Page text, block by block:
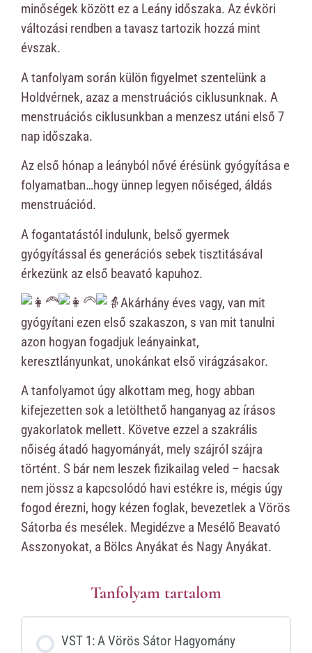
minőségek között ez a Leány időszaka. Az évköri
változási rendben a tavasz tartozik hozzá mint
évszak.
A tanfolyam során külön figyelmet szentelünk a
Holdvérnek, azaz a menstruációs ciklusunknak. A
menstruációs ciklusunkban a menzesz utáni első 7
nap időszaka.
Az első hónap a leányból nővé érésünk gyógyítása e
folyamatban…hogy ünnep legyen nőiséged, áldás
menstruációd.
A fogantatástól indulunk, belső gyermek
gyógyítással és generációs sebek tisztitásával
érkezünk az első beavató kapuhoz.
Akárhány éves vagy, van mit
gyógyítani ezen első szakaszon, s van mit tanulni
azon hogyan fogadjuk leányainkat,
keresztlányunkat, unokánkat első virágzásakor.
A tanfolyamot úgy alkottam meg, hogy abban
kifejezetten sok a letölthető hanganyag az írásos
gyakorlatok mellett. Követve ezzel a szakrális
nőiség átadó hagyományát, mely szájról szájra
történt. S bár nem leszek fizikailag veled – hacsak
nem jössz a kapcsolódó havi estékre is, mégis úgy
fogod érezni, hogy kézen foglak, bevezetlek a Vörös
Sátorba és mesélek. Megidézve a Mesélő Beavató
Asszonyokat, a Bölcs Anyákat és Nagy Anyákat.
Tanfolyam tartalom
VST 1: A Vörös Sátor Hagyomány